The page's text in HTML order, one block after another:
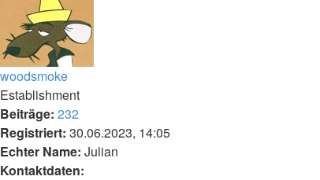
woodsmoke
Establishment
Beiträge: 232
Registriert: 30.06.2023, 14:05
Echter Name: Julian
Kontaktdaten: